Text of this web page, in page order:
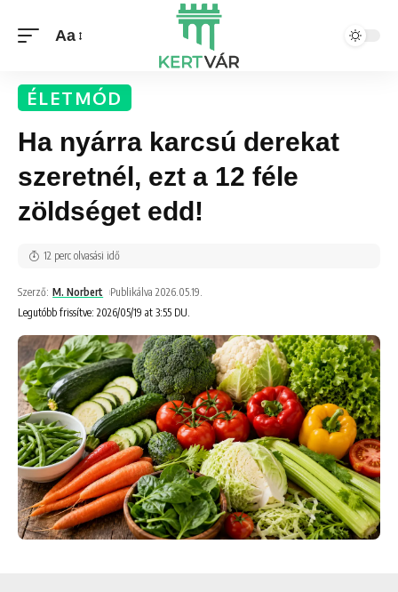
Aa
ÉLETMÓD
Ha nyárra karcsú derekat
szeretnél, ezt a 12 féle
zöldséget edd!
Legutóbb frissítve: 2026/05/19 at 3:55 DU.
Szerző: M. Norbert Publikálva 2026.05.19.
12 perc olvasási idő